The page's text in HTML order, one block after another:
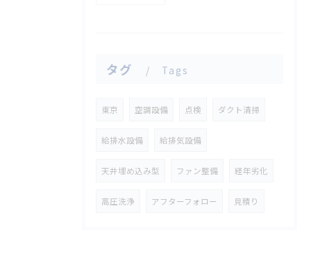
タグ Tags
東京 空調設備 点検 ダクト清掃
給排水設備 給排気設備
天井埋め込み型 ファン整備 経年劣化
高圧洗浄 アフターフォロー 見積り